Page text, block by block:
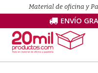
Material de oficina y
ENVÍO